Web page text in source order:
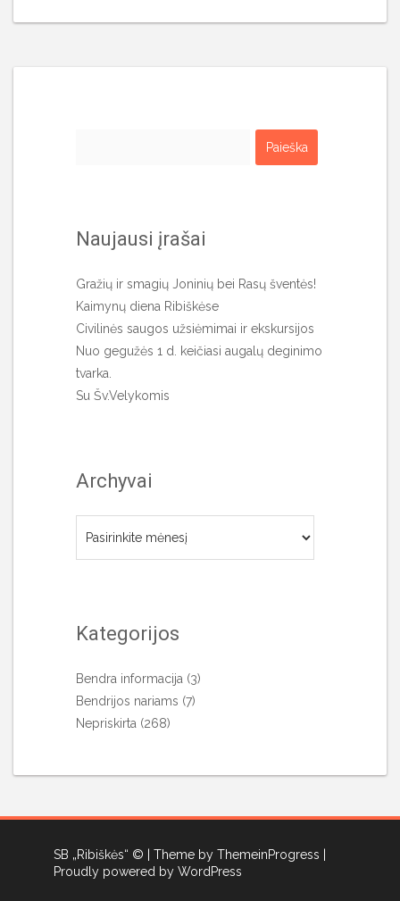
Naujausi įrašai
Gražių ir smagių Joninių bei Rasų šventės!
Kaimynų diena Ribiškėse
Civilinės saugos užsiėmimai ir ekskursijos
Nuo gegužės 1 d. keičiasi augalų deginimo
tvarka.
Su Šv.Velykomis
Archyvai
Kategorijos
Bendra informacija (3)
Bendrijos nariams (7)
Nepriskirta (268)
SB „Ribiškės“ © | Theme by ThemeinProgress
Proudly powered by WordPress